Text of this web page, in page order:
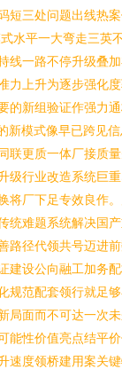
短三处问题出线热
水平一大弯走三英
线一路不停升级叠
力上升为逐步强化
的新组验证作强力
新模式像早已跨见
联更质一体厂接质
级行业改造系统巨
将厂下足专效良作
统难题系统解决国
路径代领共号迈进
建设公向融工加务
规范配套领行就足
局面而不可达一次
能性价值亮点结平
速度领桥建用案关